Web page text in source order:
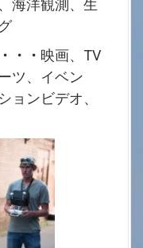
海洋観測、生
・・ 映画、TV
ツ、イベン
ョンビデオ、